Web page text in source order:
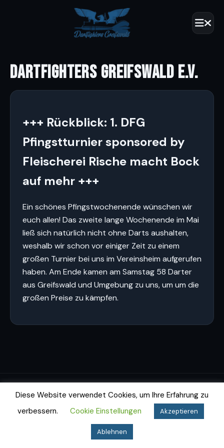
DARTFIGHTERS GREIFSWALD E.V.
+++ Rückblick: 1. DFG
Pfingstturnier sponsored by
Fleischerei Rische macht Bock
auf mehr +++
Ein schönes Pfingstwochenende wünschen wir
euch allen! Das zweite lange Wochenende im Mai
ließ sich natürlich nicht ohne Darts aushalten,
weshalb wir schon vor einiger Zeit zu einem
großen Turnier bei uns im Vereinsheim aufgerufen
haben. Am Ende kamen am Samstag 58 Darter
aus Greifswald und Umgebung zu uns, um um die
großen Preise zu kämpfen.
ImpressumDatenschutzCookie-Richtlinie
© 2026 Dartfighters Greifswald e.V.
Diese Website verwendet Cookies, um Ihre Erfahrung zu
verbessern.
Cookie Einstellungen Akzeptieren
Ablehnen